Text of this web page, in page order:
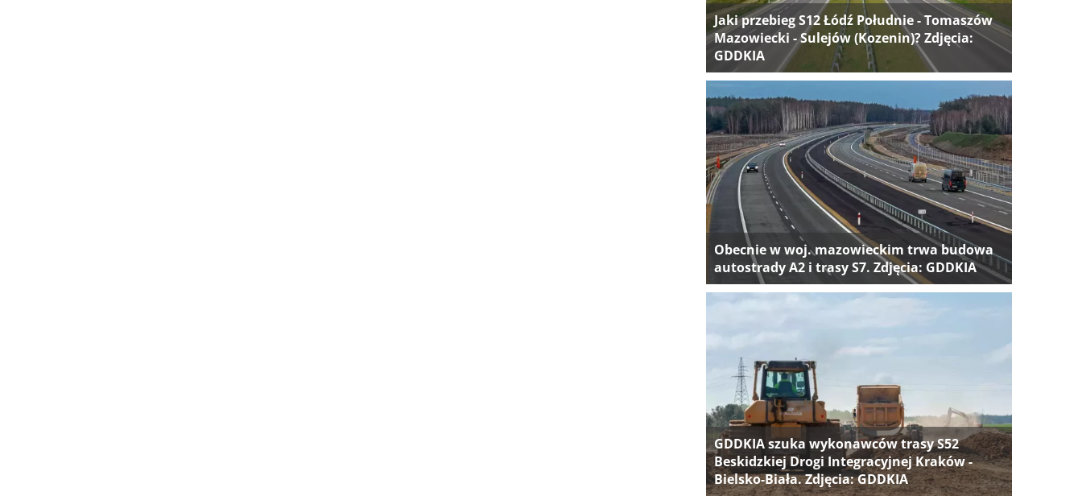
Jaki przebieg S12 Łódź Południe - Tomaszów
Mazowiecki - Sulejów (Kozenin)? Zdjęcia:
GDDKIA
Obecnie w woj. mazowieckim trwa budowa
autostrady A2 i trasy S7. Zdjęcia: GDDKIA
GDDKIA szuka wykonawców trasy S52
Beskidzkiej Drogi Integracyjnej Kraków -
Bielsko-Biała. Zdjęcia: GDDKIA